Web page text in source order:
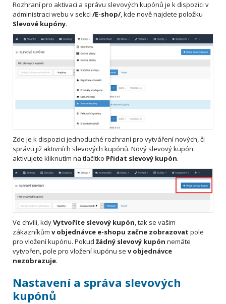
Rozhraní pro aktivaci a správu slevových kupónů je k dispozici v
administraci webu v sekci /E-shop/, kde nově najdete položku
Slevové kupóny.
Zde je k dispozici jednoduché rozhraní pro vytváření nových, či
správu již aktivních slevových kupónů. Nový slevový kupón
aktivujete kliknutím na tlačítko Přidat slevový kupón.
Ve chvíli, kdyVytvoříte slevový kupón, tak se vašim
zákazníkům v objednávce e-shopu začne zobrazovat pole
pro vložení kupónu. Pokud žádný slevový kupón nemáte
vytvořen, pole pro vložení kupónu se v objednávce
nezobrazuje.
Nastavení a správa slevových
kupónů